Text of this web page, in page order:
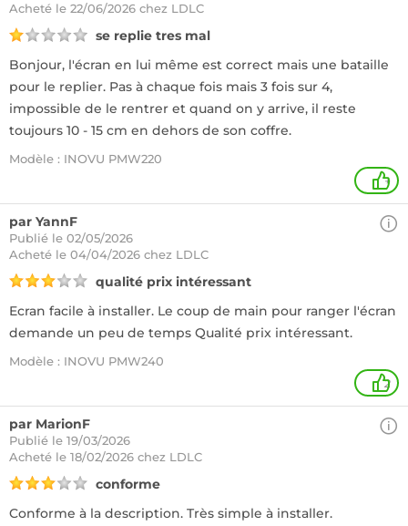
Acheté le 22/06/2026 chez LDLC
se replie tres mal
Bonjour, l'écran en lui même est correct mais une bataille
pour le replier. Pas à chaque fois mais 3 fois sur 4,
impossible de le rentrer et quand on y arrive, il reste
toujours 10 - 15 cm en dehors de son coffre.
Modèle : INOVU PMW220
+
par YannF
Publié le 02/05/2026
Acheté le 04/04/2026 chez LDLC
qualité prix intéressant
Ecran facile à installer. Le coup de main pour ranger l'écran
demande un peu de temps Qualité prix intéressant.
Modèle : INOVU PMW240
2
par MarionF
Publié le 19/03/2026
Acheté le 18/02/2026 chez LDLC
conforme
Conforme à la description. Très simple à installer.